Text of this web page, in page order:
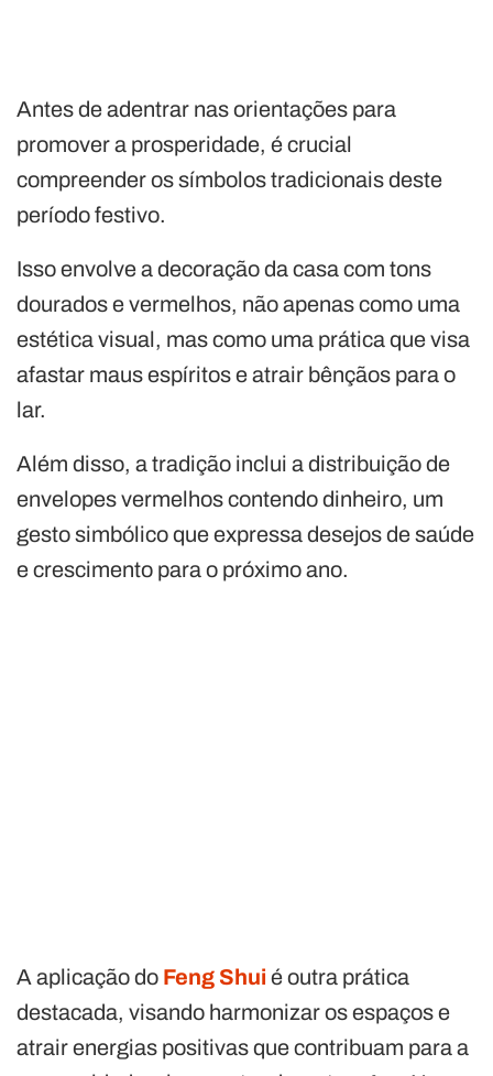
Antes de adentrar nas orientações para
promover a prosperidade, é crucial
compreender os símbolos tradicionais deste
período festivo.
Isso envolve a decoração da casa com tons
dourados e vermelhos, não apenas como uma
estética visual, mas como uma prática que visa
afastar maus espíritos e atrair bênçãos para o
lar.
Além disso, a tradição inclui a distribuição de
envelopes vermelhos contendo dinheiro, um
gesto simbólico que expressa desejos de saúde
e crescimento para o próximo ano.
A aplicação do Feng Shui é outra prática
destacada, visando harmonizar os espaços e
atrair energias positivas que contribuam para a